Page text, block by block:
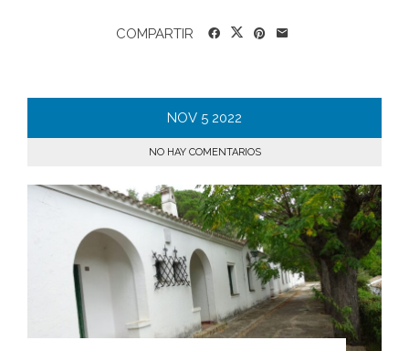
COMPARTIR
NOV 5 2022
NO HAY COMENTARIOS